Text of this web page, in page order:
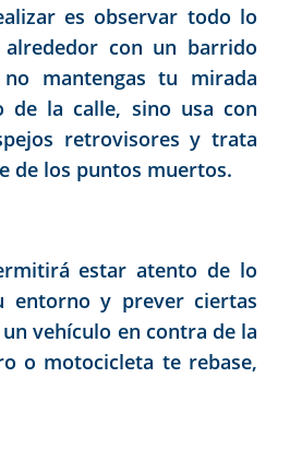
es observar todo lo
con un barrido
mantengas tu mirada
de la calle, sino usa con
retrovisores y trata
de los puntos muertos.
estar atento de lo
entorno y prever ciertas
vehículo en contra de la
o motocicleta te rebase,